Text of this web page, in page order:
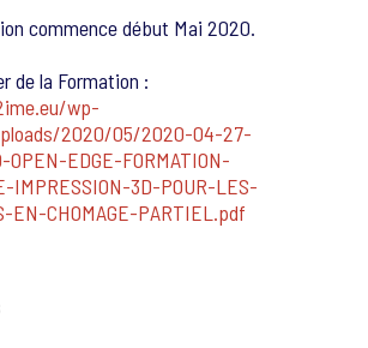
commence début Mai 2020.
de la Formation :
wp-
2020/05/2020-04-27-
OPEN-EDGE-FORMATION-
IMPRESSION-3D-POUR-LES-
EN-CHOMAGE-PARTIEL.pdf